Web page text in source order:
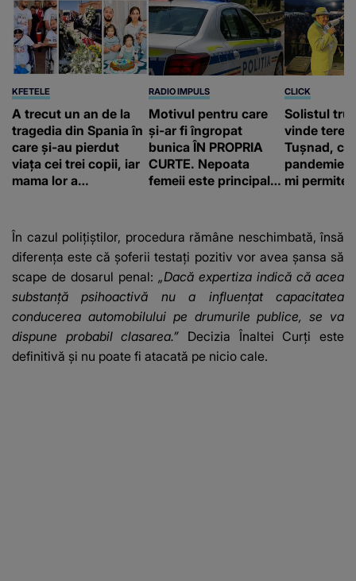
KFETELE
A trecut un an de la
tragedia din Spania în
care și-au pierdut
viața cei trei copii, iar
mama lor a…
RADIO IMPULS
Motivul pentru care
și-ar fi îngropat
bunica ÎN PROPRIA
CURTE. Nepoata
femeii este principalul
DESCOPERIT DE
ANCHETATORI a șocat
localnicii
CLICK
Solistul
vinde
Tușnad,
pandemie:
mi permite
În cazul polițiștilor, procedura rămâne neschimbată, însă
diferența este că șoferii testați pozitiv vor avea șansa să
scape de dosarul penal: „Dacă expertiza indică că acea
substanță psihoactivă nu a influențat capacitatea
conducerea automobilului pe drumurile publice, se va
dispune probabil clasarea.” Decizia Înaltei Curți este
definitivă și nu poate fi atacată pe nicio cale.